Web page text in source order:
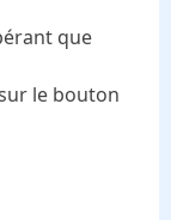
que
le bouton